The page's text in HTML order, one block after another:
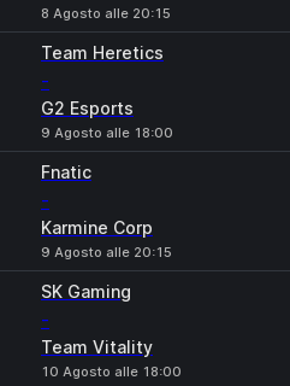
8 Agosto alle 20:15
Team Heretics
-
G2 Esports
9 Agosto alle 18:00
Fnatic
-
Karmine Corp
9 Agosto alle 20:15
SK Gaming
-
Team Vitality
10 Agosto alle 18:00